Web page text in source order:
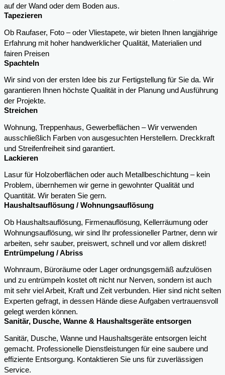
auf der Wand oder dem Boden aus.
Tapezieren
Ob Raufaser, Foto – oder Vliestapete, wir bieten Ihnen langjährige
Erfahrung mit hoher handwerklicher Qualität, Materialien und
fairen Preisen
Spachteln
Wir sind von der ersten Idee bis zur Fertigstellung für Sie da. Wir
garantieren Ihnen höchste Qualität in der Planung und Ausführung
der Projekte.
Streichen
Wohnung, Treppenhaus, Gewerbeflächen – Wir verwenden
ausschließlich Farben von ausgesuchten Herstellern. Dreckkraft
und Streifenfreiheit sind garantiert.
Lackieren
Lasur für Holzoberflächen oder auch Metallbeschichtung – kein
Problem, übernhemen wir gerne in gewohnter Qualität und
Quantität. Wir beraten Sie gern.
Haushaltsauflösung / Wohnungsauflösung
Ob Haushaltsauflösung, Firmenauflösung, Kellerräumung oder
Wohnungsauflösung, wir sind Ihr professioneller Partner, denn wir
arbeiten, sehr sauber, preiswert, schnell und vor allem diskret!
Entrümpelung / Abriss
Wohnraum, Büroräume oder Lager ordnungsgemäß aufzulösen
und zu entrümpeln kostet oft nicht nur Nerven, sondern ist auch
mit sehr viel Arbeit, Kraft und Zeit verbunden. Hier sind nicht selten
Experten gefragt, in dessen Hände diese Aufgaben vertrauensvoll
gelegt werden können.
Sanitär, Dusche, Wanne & Haushaltsgeräte entsorgen
Sanitär, Dusche, Wanne und Haushaltsgeräte entsorgen leicht
gemacht. Professionelle Dienstleistungen für eine saubere und
effiziente Entsorgung. Kontaktieren Sie uns für zuverlässigen
Service.